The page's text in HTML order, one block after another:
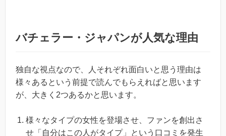
バチェラー・ジャパンが人気な理由
独自な視点なので、人それぞれ面白いと思う理由は
様々あるという前提で読んでもらえればと思います
が、大きく2つあるかと思います。
様々なタイプの女性を登場させ、ファンを創出さ
せ「自分はこの人がタイプ」という口コミを発生